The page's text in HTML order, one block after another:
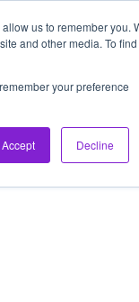
us to remember you.
and other media. To
your preference
Accept Decline
長ブログ FAQ